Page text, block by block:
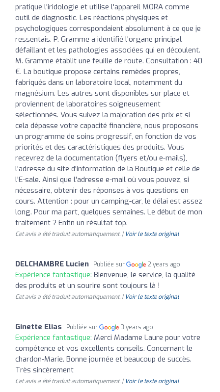
pratique l'iridologie et utilise l'appareil MORA comme
outil de diagnostic. Les réactions physiques et
psychologiques correspondaient absolument à ce que je
ressentais. P. Gramme a identifié l'organe principal
défaillant et les pathologies associées qui en découlent.
M. Gramme établit une feuille de route. Consultation : 40
€. La boutique propose certains remèdes propres,
fabriqués dans un laboratoire local, notamment du
magnésium. Les autres sont disponibles sur place et
proviennent de laboratoires soigneusement
sélectionnés. Vous suivez la majoration des prix et si
cela dépasse votre capacité financière, nous proposons
un programme de soins progressif, en fonction de vos
priorités et des caractéristiques des produits. Vous
recevrez de la documentation (flyers et/ou e-mails),
l'adresse du site d'information de la Boutique et celle de
l'E-sale. Ainsi que l'adresse e-mail où vous pouvez, si
nécessaire, obtenir des réponses à vos questions en
cours. Attention : pour un camping-car, le délai est assez
long. Pour ma part, quelques semaines. Le début de mon
traitement ? Enfin un résultat top.
Cet avis a été traduit automatiquement. | Voir le texte original
DELCHAMBRE Lucien Publiée sur 2 years ago
Expérience fantastique: Bienvenue, le service, la qualité
des produits et un sourire sont toujours là !
Cet avis a été traduit automatiquement. | Voir le texte original
Ginette Elias Publiée sur 3 years ago
Expérience fantastique: Merci Madame Laure pour votre
compétence et vos excellents conseils. Concernant le
chardon-Marie. Bonne journée et beaucoup de succès.
Très sincèrement
Cet avis a été traduit automatiquement. | Voir le texte original